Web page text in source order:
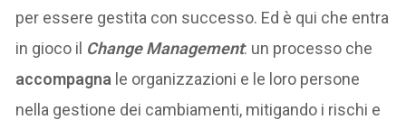
per essere gestita con successo. Ed è qui che entra
in gioco il Change Management: un processo che
accompagna le organizzazioni e le loro persone
nella gestione dei cambiamenti, mitigando i rischi e